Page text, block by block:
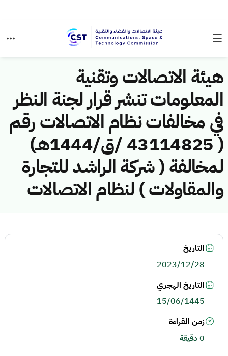
هيئة الاتصالات وتقنية
المعلومات تنشر قرار لجنة النظر
في مخالفات نظام الاتصالات رقم
( 43114825 /ق/1444هـ)
لمخالفة ( شركة الراشد للتجارة
والمقاولات ) لنظام الاتصالات
التاريخ
2023/12/28
التاريخ الهجري
15/06/1445
زمن القراءة
0 دقيقة